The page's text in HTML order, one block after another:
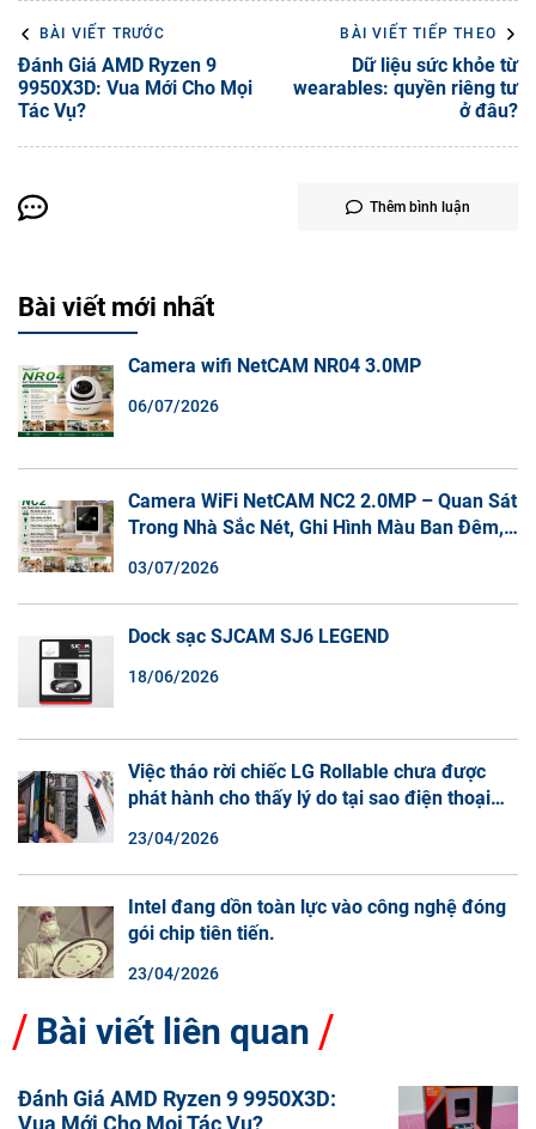
BÀI VIẾT TRƯỚC
Đánh Giá AMD Ryzen 9
9950X3D: Vua Mới Cho Mọi
Tác Vụ?
BÀI VIẾT TIẾP THEO
Dữ liệu sức khỏe từ
wearables: quyền riêng tư
ở đâu?
Thêm bình luận
Bài viết mới nhất
Camera wifi NetCAM NR04 3.0MP
06/07/2026
Camera WiFi NetCAM NC2 2.0MP – Quan Sát
Trong Nhà Sắc Nét, Ghi Hình Màu Ban Đêm,
03/07/2026
Dock sạc SJCAM SJ6 LEGEND
18/06/2026
Việc tháo rời chiếc LG Rollable chưa được
phát hành cho thấy lý do tại sao điện thoại
23/04/2026
Intel đang dồn toàn lực vào công nghệ đóng
gói chip tiên tiến.
23/04/2026
Bài viết liên quan
Đánh Giá AMD Ryzen 9 9950X3D:
Vua Mới Cho Mọi Tác Vụ?